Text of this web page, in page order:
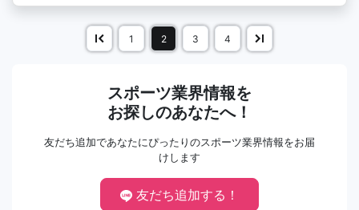
1 2 3 4
スポーツ業界情報を
お探しのあなたへ！
友だち追加であなたにぴったりのスポーツ業界情報をお届
けします
友だち追加する！